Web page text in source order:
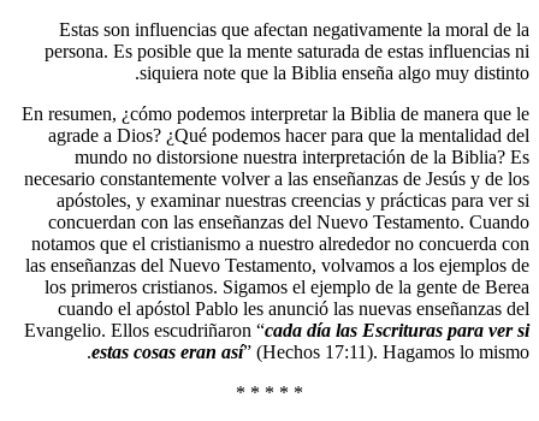
Estas son influencias que afectan
persona. Es posible que la mente
siquiera note que la Biblia
En resumen, ¿cómo podemos interpretar
agrade a Dios? ¿Qué podemos hacer
mundo no distorsione nuestra
necesario constantemente volver a las
apóstoles, y examinar nuestras
concuerdan con las enseñanzas del
notamos que el cristianismo a nuestro
las enseñanzas del Nuevo Testamento,
los primeros cristianos. Sigamos el
cuando el apóstol Pablo les anunció
Evangelio. Ellos escudriñaron “cada día
estas cosas eran así” (Hechos